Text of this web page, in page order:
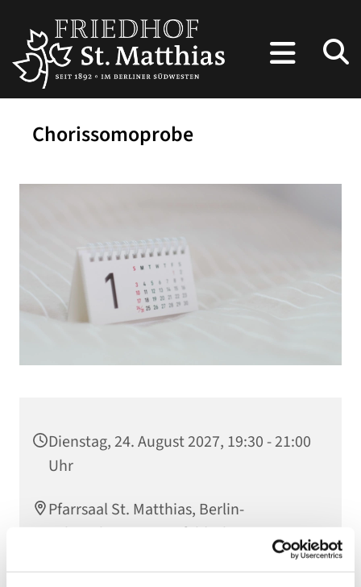
Chorissomoprobe
Dienstag, 24. August 2027, 19:30 - 21:00
Uhr
Pfarrsaal St. Matthias, Berlin-
Schöneberg, Winterfeldtplatz, 10781